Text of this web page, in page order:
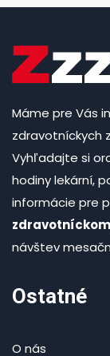
Máme pre Vás
zdravotníckych
Vyhľadajte si
hodiny lekární,
informácie pre
návštev
Ostatné
O nás